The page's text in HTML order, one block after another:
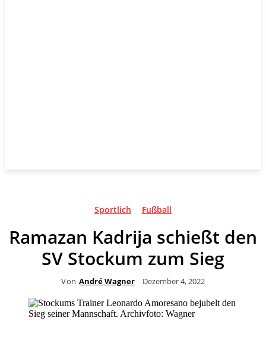
Sportlich Fußball
Ramazan Kadrija schießt den
SV Stockum zum Sieg
Von André Wagner Dezember 4, 2022